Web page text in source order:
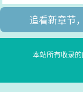
追看新章节
本站所有收录